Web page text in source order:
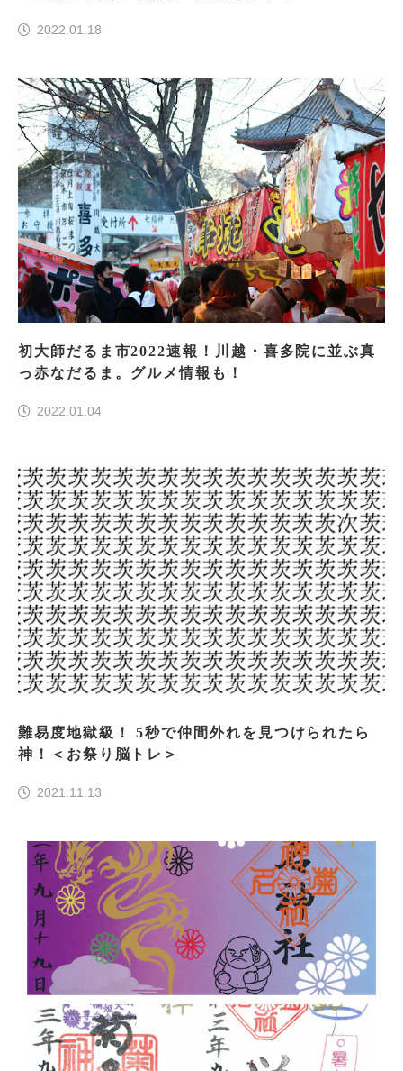
2022.01.18
初大師だるま市2022速報！川越・喜多院に並ぶ真
っ赤なだるま。グルメ情報も！
2022.01.04
難易度地獄級！ 5秒で仲間外れを見つけられたら
神！＜お祭り脳トレ＞
2021.11.13